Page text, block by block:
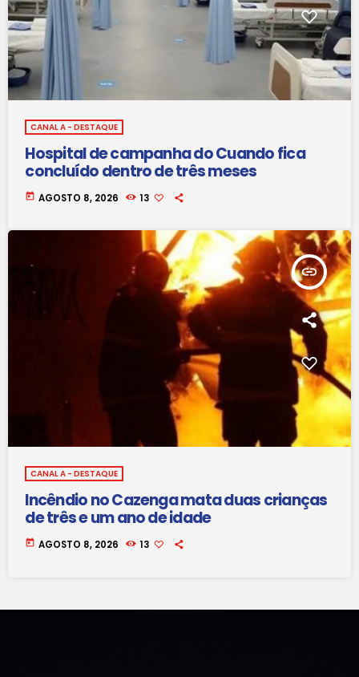
CANAL A - DESTAQUE
Hospital de campanha do Cuando fica
concluído dentro de três meses
today AGOSTO 8, 2026 13
insert_link
CANAL A - DESTAQUE
Incêndio no Cazenga mata duas crianças
de três e um ano de idade
today AGOSTO 8, 2026 13